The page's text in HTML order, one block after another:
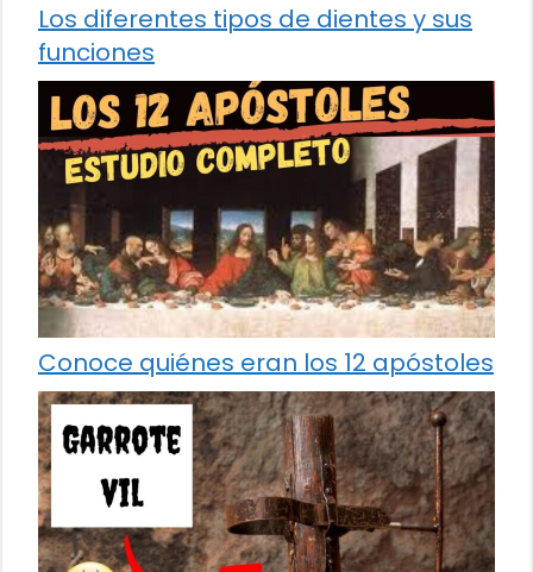
Los diferentes tipos de dientes y sus
funciones
Conoce quiénes eran los 12 apóstoles